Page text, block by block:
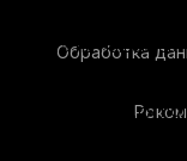
Обработка
опыта на нашем
данный сайт, вы
технологий. Для